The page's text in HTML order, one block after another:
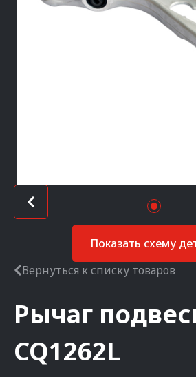
Показать схему
Вернуться к списку товаров
Рычаг
CQ1262L